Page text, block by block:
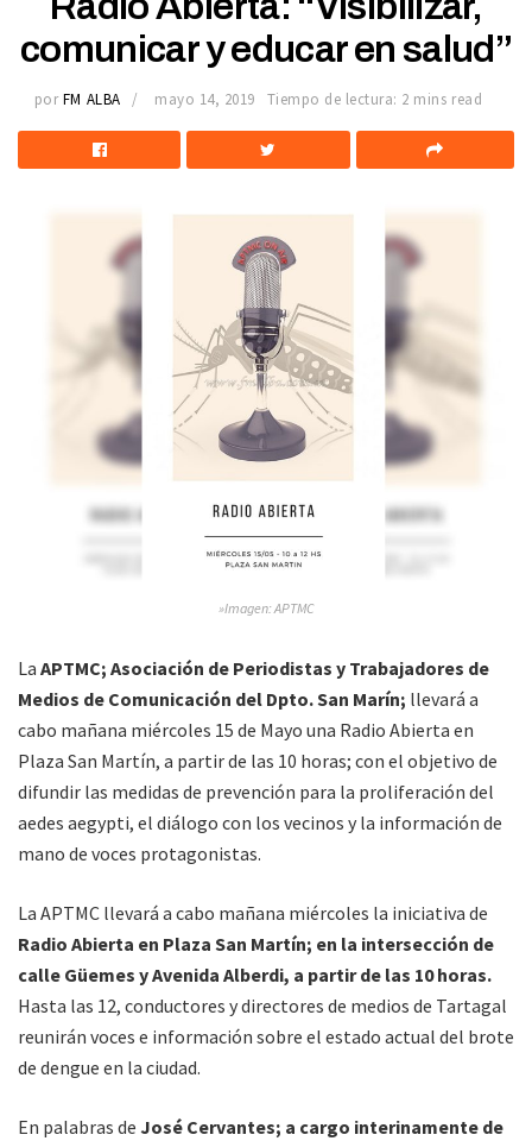
comunicar y educar en salud”
por FM ALBA mayo 14, 2019 Tiempo de lectura: 2 mins read
»Imagen: APTMC
La APTMC; Asociación de Periodistas y Trabajadores de
Medios de Comunicación del Dpto. San Marín; llevará a
cabo mañana miércoles 15 de Mayo una Radio Abierta en
Plaza San Martín, a partir de las 10 horas; con el objetivo de
difundir las medidas de prevención para la proliferación del
aedes aegypti, el diálogo con los vecinos y la información de
mano de voces protagonistas.
La APTMC llevará a cabo mañana miércoles la iniciativa de
Radio Abierta en Plaza San Martín; en la intersección de
calle Güemes y Avenida Alberdi, a partir de las 10 horas.
Hasta las 12, conductores y directores de medios de Tartagal
reunirán voces e información sobre el estado actual del brote
de dengue en la ciudad.
En palabras de José Cervantes; a cargo interinamente de